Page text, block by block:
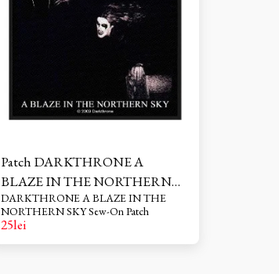
Patch DARKTHRONE A
BLAZE IN THE NORTHERN
SKY -Shop Gothic Rock
DARKTHRONE A BLAZE IN THE
NORTHERN SKY Sew-On Patch
25lei